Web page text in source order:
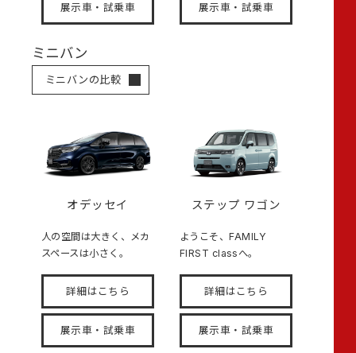
展示車・試乗車 展示車・試乗車
ミニバン
ミニバンの比較
オデッセイ
人の空間は大きく、メカ
スペースは小さく。
詳細はこちら
展示車・試乗車
ステップ ワゴン
ようこそ、FAMILY
FIRST classへ。
詳細はこちら
展示車・試乗車